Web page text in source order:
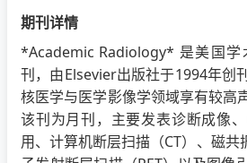
期刊详情
*Academic Radiology* 是美国
刊，由Elsevier出版社于1994年创
核医学与医学影像学领域享有较高
该刊为月刊，主要发表诊断成像
用、计算机断层扫描（CT）、磁